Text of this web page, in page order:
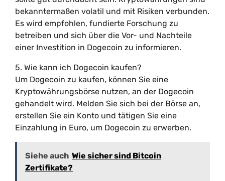
bekanntermaßen volatil und mit Risiken verbunden.
Es wird empfohlen, fundierte Forschung zu
betreiben und sich über die Vor- und Nachteile
einer Investition in Dogecoin zu informieren.
5. Wie kann ich Dogecoin kaufen?
Um Dogecoin zu kaufen, können Sie eine
Kryptowährungsbörse nutzen, an der Dogecoin
gehandelt wird. Melden Sie sich bei der Börse an,
erstellen Sie ein Konto und tätigen Sie eine
Einzahlung in Euro, um Dogecoin zu erwerben.
Siehe auch Wie sicher sind Bitcoin
Zertifikate?